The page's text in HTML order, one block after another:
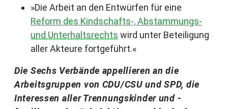
»Die Arbeit an den Entwürfen für eine
Reform des Kindschafts-, Abstammungs-
und Unterhaltsrechts wird unter Beteiligung
aller Akteure fortgeführt.«
Die Sechs Verbände appellieren an die
Arbeitsgruppen von CDU/CSU und SPD, die
Interessen aller Trennungskinder und -